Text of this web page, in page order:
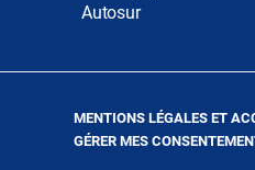
Autosur
MENTIONS LÉGALES ET
GÉRER MES